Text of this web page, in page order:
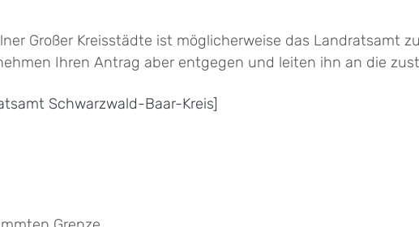
Großer Kreisstädte ist möglicherweise das Landratsamt
Ihren Antrag aber entgegen und leiten ihn an die
Schwarzwald-Baar-Kreis]